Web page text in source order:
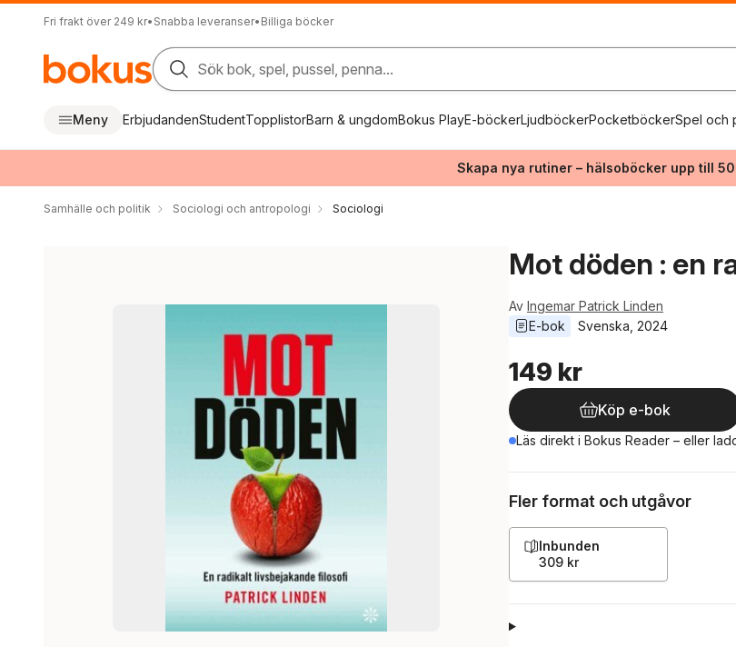
Fri frakt över 249 kr• Snabba leveranser• Billiga böcker
Sök bok, spel, pussel, penna...
Meny ErbjudandenStudentTopplistorBarn & ungdomBokus PlayE-böckerLjudböckerPocketböckerSpel och
Skapa nya rutiner – hälsoböcker upp till
Samhälle och politik Sociologi och antropologi Sociologi
Mot döden : en
Av Ingemar Patrick Linden
E-bok
Svenska 2024
149 kr
Köp e-bok
Läs direkt i Bokus Reader – eller
Fler format och utgåvor
Inbunden
309 kr